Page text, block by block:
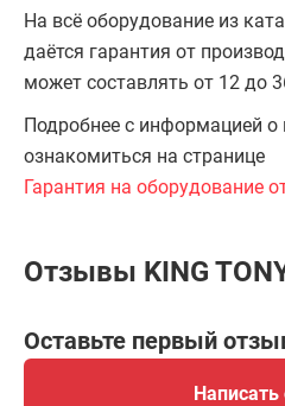
На всё оборудование из
даётся гарантия от
может составлять от 12 до
Подробнее с информацией
ознакомиться на странице
Гарантия на оборудование
Отзывы KING
Оставьте первый